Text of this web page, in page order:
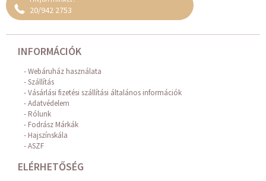
20/942 2753
INFORMÁCIÓK
Webáruház használata
Szállítás
Vásárlási fizetési szállítási általános információk
Adatvédelem
Rólunk
Fodrász Márkák
Hajszínskála
ASZF
ELÉRHETŐSÉG